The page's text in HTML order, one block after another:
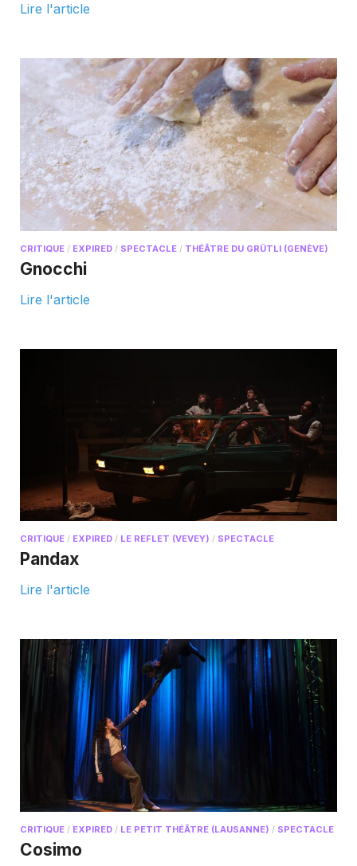
Lire l'article
CRITIQUE / EXPIRED / SPECTACLE / THÉÂTRE DU GRÜTLI (GENÈVE)
Gnocchi
Lire l'article
CRITIQUE / EXPIRED / LE REFLET (VEVEY) / SPECTACLE
Pandax
Lire l'article
CRITIQUE / EXPIRED / LE PETIT THÉÂTRE (LAUSANNE) / SPECTACLE
Cosimo